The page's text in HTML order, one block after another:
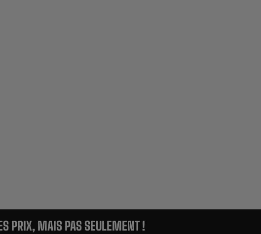
PRIX, MAIS PAS SEULEMENT !